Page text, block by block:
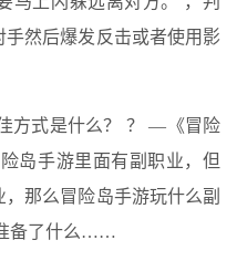
然后爆发反击或者使用影
方式是什么？ ？ —《冒险
岛手游里面有副职业，但
那么冒险岛手游玩什么副
备了什么……